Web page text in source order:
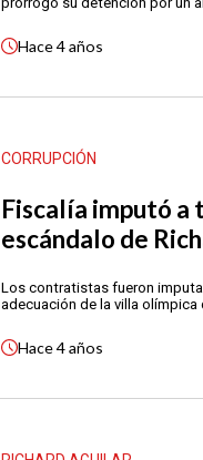
Hace4 años
CORRUPCIÓN
Fiscalía imputó a
escándalo de
Los contratistas fueron
adecuación de la villa olímpica
Hace4 años